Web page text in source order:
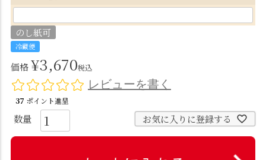
のし紙可
冷蔵便
価格¥3,670税込
レビューを書く
37 ポイント進呈
お気に入りに登録する